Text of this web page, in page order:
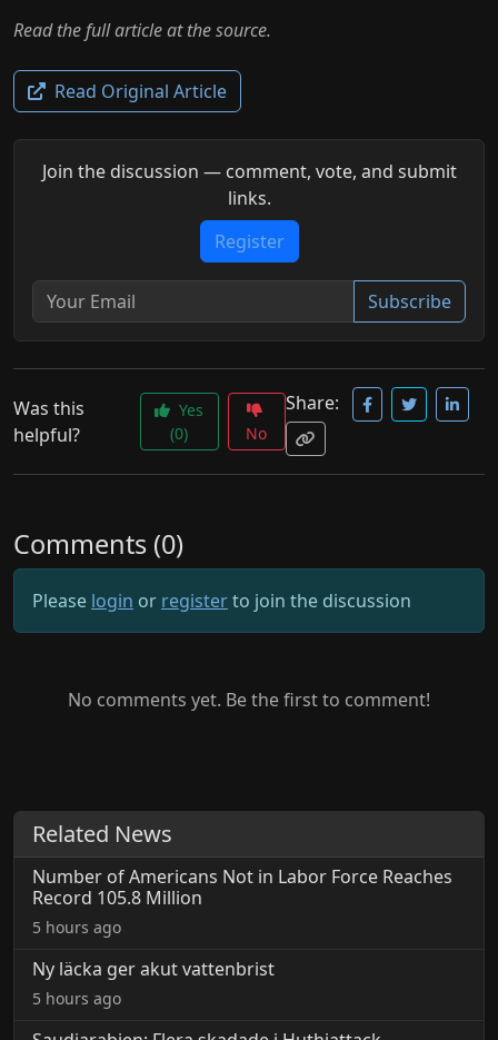
Read the full article at the source.
Read Original Article
Join the discussion — comment, vote, and submit
links.
Register
Subscribe
Was this
helpful?
Yes
(0)
No
Share:
Comments (0)
Please login or registerto join the discussion
No comments yet. Be the first to comment!
Related News
Number of Americans Not in Labor Force Reaches
Record 105.8 Million
5 hours ago
Ny läcka ger akut vattenbrist
5 hours ago